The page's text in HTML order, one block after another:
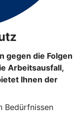
gegen die Folgen
Arbeitsausfall,
Ihnen der
Bedürfnissen